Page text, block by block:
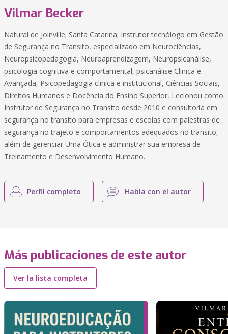
Vilmar Becker
Natural de Joinville; Santa Catarina; Instrutor tecnólogo em Gestão
de Segurança no Transito, especializado em Neurociências,
Neuropsicopedagogia, Neuroaprendizagem, Neuropsicanálise,
psicologia cognitiva e comportamental, psicanálise Clinica e
Avançada, Psicopedagogia clinica e institucional, Ciências Sociais,
Direitos Humanos e Docência do Ensino Superior, Lecionou como
Instrutor de Segurança no Transito desde 2010 e consultoria em
segurança no transito para empresas e escolas com palestras de
segurança no trajeto e comportamentos adequados no transito,
além de gerenciar Uma Ótica e administrar sua empresa de
Treinamento e Desenvolvimento Humano.
Perfil completo Habla con el autor
Más publicaciones de este autor
Ver la lista completa